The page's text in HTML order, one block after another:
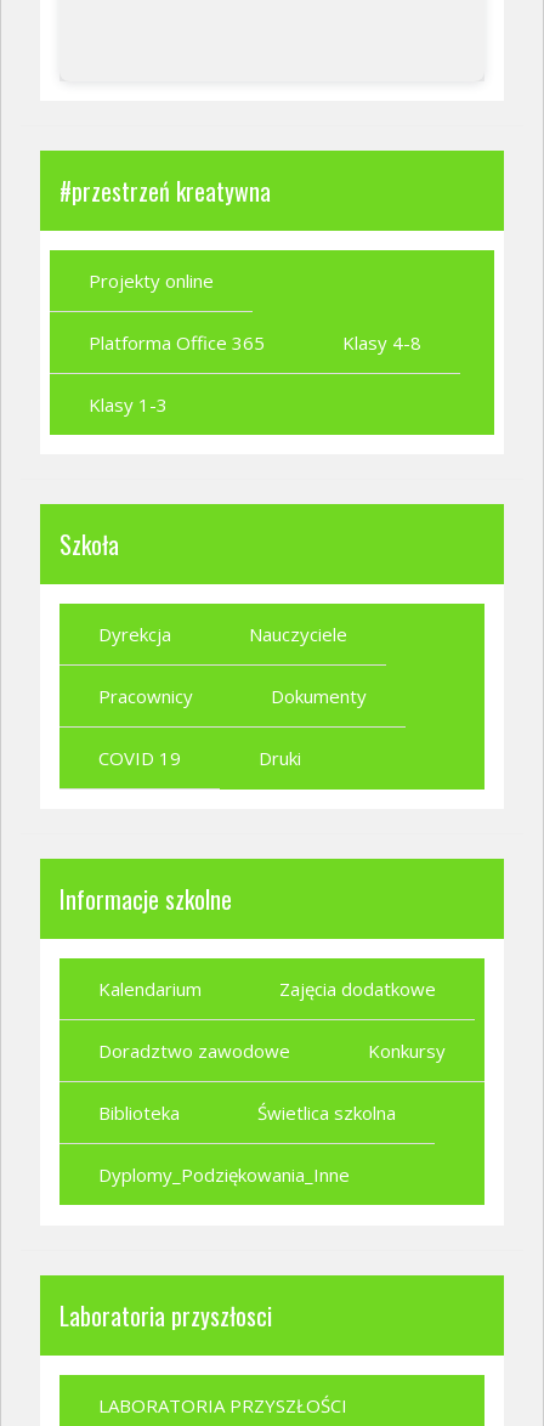
#przestrzeń kreatywna
Projekty online
Platforma Office 365 Klasy 4-8
Klasy 1-3
Szkoła
Dyrekcja Nauczyciele
Pracownicy Dokumenty
COVID 19 Druki
Informacje szkolne
Kalendarium Zajęcia dodatkowe
Doradztwo zawodowe Konkursy
Biblioteka Świetlica szkolna
Dyplomy_Podziękowania_Inne
Laboratoria przyszłosci
LABORATORIA PRZYSZŁOŚCI